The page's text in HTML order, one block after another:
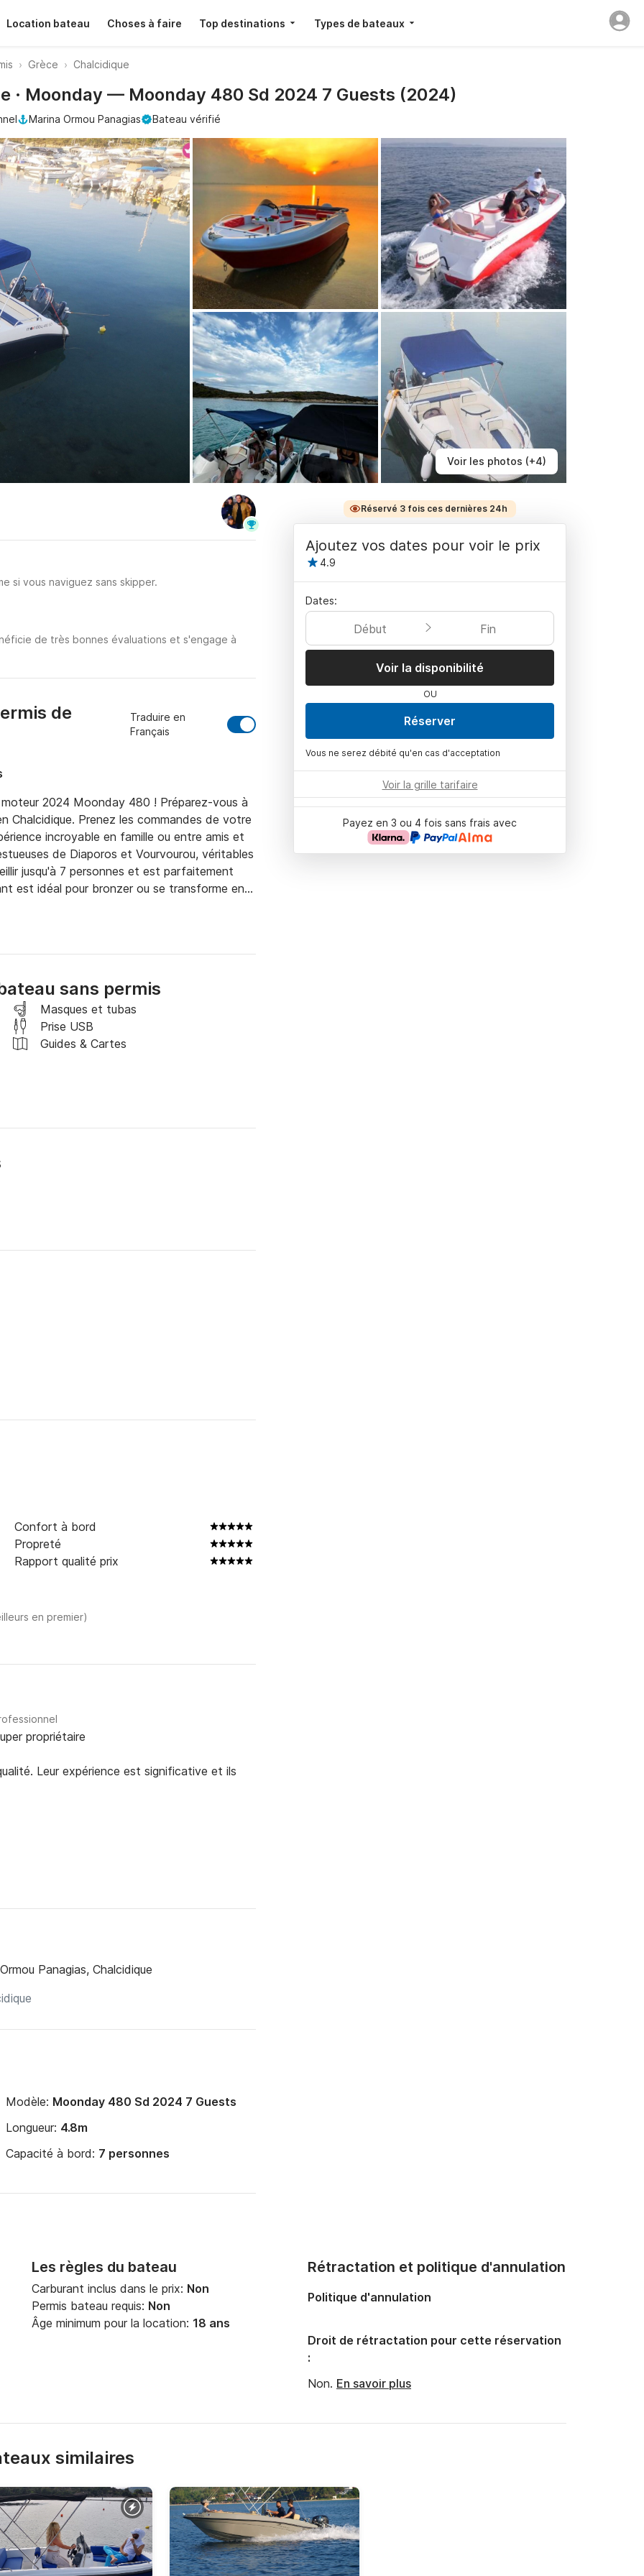
Location bateau Choses à faire Top destinations Types de bateaux
Grèce Chalcidique
Voir les photos (+4)
· Moonday — Moonday 480 Sd 2024 7 Guests (2024)
Marina Ormou Panagias Bateau vérifié
si vous naviguez sans skipper.
de très bonnes évaluations et s'engage à
de
Traduire en
Français
2024 Moonday 480 ! Préparez-vous à
Chalcidique. Prenez les commandes de votre
incroyable en famille ou entre amis et
de Diaporos et Vourvourou, véritables
jusqu'à 7 personnes et est parfaitement
est idéal pour bronzer ou se transforme en
sécurité, un réfrigérateur avec pains de
à tout moment, pour une sécurité optimale.
saison (Απρίλιο -Μάιο - Οκτώβριο)
από πριν
par jour.
sans permis
Masques et tubas
Prise USB
Guides & Cartes
Confort à bord
Propreté
Rapport qualité prix
en premier)
propriétaire
Leur expérience est significative et ils
Panagias, Chalcidique
Modèle: Moonday 480 Sd 2024 7 Guests
Longueur: 4.8m
Capacité à bord: 7 personnes
Réservé 3 fois ces dernières 24h
Ajoutez vos dates pour voir le prix
4.9
Dates:
Début Fin
Voir la disponibilité
OU
Réserver
Vous ne serez débité qu'en cas d'acceptation
Voir la grille tarifaire
Payez en 3 ou 4 fois sans frais avec
Les règles du bateau
Carburant inclus dans le prix: Non
Permis bateau requis: Non
Âge minimum pour la location: 18 ans
Rétractation et politique d'annulation
Politique d'annulation
Droit de rétractation pour cette réservation
:
Non. En savoir plus
similaires